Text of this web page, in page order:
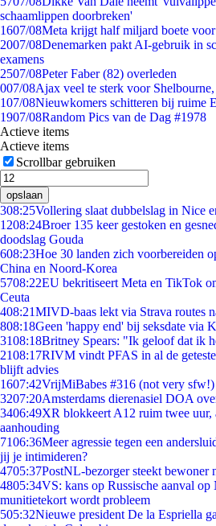
schaamlippen doorbreken'
1607/08Meta krijgt half miljard boete
2007/08Denemarken pakt AI-gebruik in
examens
2507/08Peter Faber (82) overleden
007/08Ajax veel te sterk voor
107/08Nieuwkomers schitteren bij ruime
1907/08Random Pics van de Dag #1978
Actieve items
Actieve items
Scrollbar gebruiken
opslaan
308:25Vollering slaat dubbelslag in Nice
1208:24Broer 135 keer gestoken en
doodslag Gouda
608:23Hoe 30 landen zich voorbereiden
China en Noord-Korea
5708:22EU bekritiseert Meta en TikTok
Ceuta
408:21MIVD-baas lekt via Strava routes
808:18Geen 'happy end' bij seksdate via
3108:18Britney Spears: "Ik geloof dat ik
2108:17RIVM vindt PFAS in al de
blijft advies
1607:42VrijMiBabes #316 (not very sfw!)
3207:20Amsterdams dierenasiel DOA
3406:49XR blokkeert A12 ruim twee uur,
aanhouding
7106:36Meer agressie tegen een
jij je intimideren?
4705:37PostNL-bezorger steekt bewoner
4805:34VS: kans op Russische aanval
munitietekort wordt probleem
505:32Nieuwe president De la Espriella